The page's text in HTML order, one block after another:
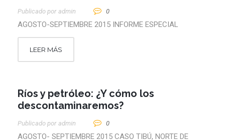
Publicado por Admin 0
AGOSTO-SEPTIEMBRE 2015 INFORME ESPECIAL
LEER MÁS
Ríos y petróleo: ¿Y cómo los
descontaminaremos?
Publicado por Admin 0
AGOSTO- SEPTIEMBRE 2015 CASO TIBÚ, NORTE DE